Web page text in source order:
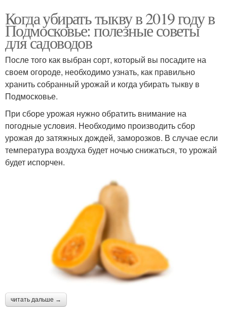
Когда убирать тыкву в 2019 году в
Подмосковье: полезные советы
для садоводов
После того как выбран сорт, который вы посадите на
своем огороде, необходимо узнать, как правильно
хранить собранный урожай и когда убирать тыкву в
Подмосковье.
При сборе урожая нужно обратить внимание на
погодные условия. Необходимо производить сбор
урожая до затяжных дождей, заморозков. В случае если
температура воздуха будет ночью снижаться, то урожай
будет испорчен.
читать дальше →